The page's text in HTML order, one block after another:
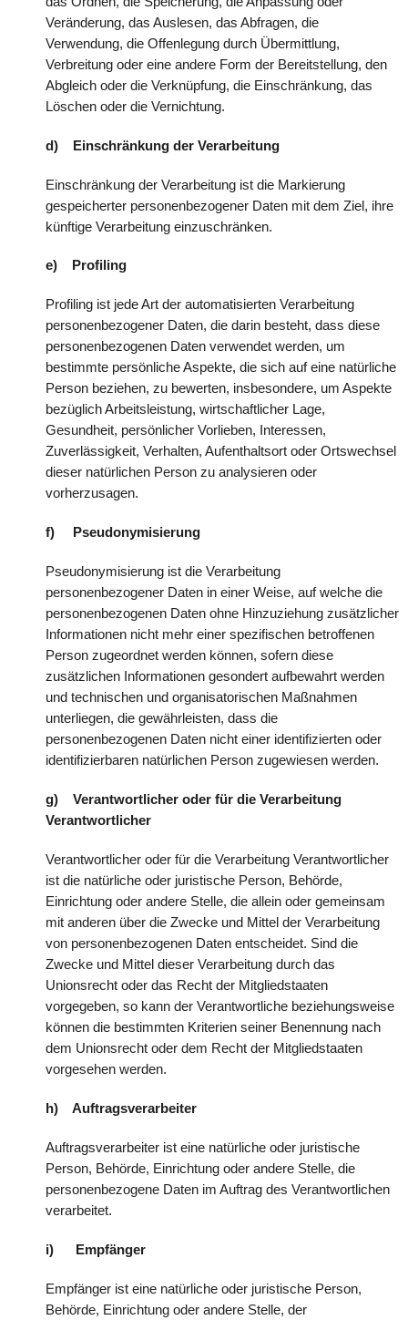
Veränderung, das Auslesen, das Abfragen, die
Verwendung, die Offenlegung durch Übermittlung,
Verbreitung oder eine andere Form der Bereitstellung, den
Abgleich oder die Verknüpfung, die Einschränkung, das
Löschen oder die Vernichtung.
d) Einschränkung der Verarbeitung
Einschränkung der Verarbeitung ist die Markierung
gespeicherter personenbezogener Daten mit dem Ziel, ihre
künftige Verarbeitung einzuschränken.
e) Profiling
Profiling ist jede Art der automatisierten Verarbeitung
personenbezogener Daten, die darin besteht, dass diese
personenbezogenen Daten verwendet werden, um
bestimmte persönliche Aspekte, die sich auf eine natürliche
Person beziehen, zu bewerten, insbesondere, um Aspekte
bezüglich Arbeitsleistung, wirtschaftlicher Lage,
Gesundheit, persönlicher Vorlieben, Interessen,
Zuverlässigkeit, Verhalten, Aufenthaltsort oder Ortswechsel
dieser natürlichen Person zu analysieren oder
vorherzusagen.
f) Pseudonymisierung
Pseudonymisierung ist die Verarbeitung
personenbezogener Daten in einer Weise, auf welche die
personenbezogenen Daten ohne Hinzuziehung zusätzlicher
Informationen nicht mehr einer spezifischen betroffenen
Person zugeordnet werden können, sofern diese
zusätzlichen Informationen gesondert aufbewahrt werden
und technischen und organisatorischen Maßnahmen
unterliegen, die gewährleisten, dass die
personenbezogenen Daten nicht einer identifizierten oder
identifizierbaren natürlichen Person zugewiesen werden.
g) Verantwortlicher oder für die Verarbeitung
Verantwortlicher
Verantwortlicher oder für die Verarbeitung Verantwortlicher
ist die natürliche oder juristische Person, Behörde,
Einrichtung oder andere Stelle, die allein oder gemeinsam
mit anderen über die Zwecke und Mittel der Verarbeitung
von personenbezogenen Daten entscheidet. Sind die
Zwecke und Mittel dieser Verarbeitung durch das
Unionsrecht oder das Recht der Mitgliedstaaten
vorgegeben, so kann der Verantwortliche beziehungsweise
können die bestimmten Kriterien seiner Benennung nach
dem Unionsrecht oder dem Recht der Mitgliedstaaten
vorgesehen werden.
h) Auftragsverarbeiter
Auftragsverarbeiter ist eine natürliche oder juristische
Person, Behörde, Einrichtung oder andere Stelle, die
personenbezogene Daten im Auftrag des Verantwortlichen
verarbeitet.
i) Empfänger
Empfänger ist eine natürliche oder juristische Person,
Behörde, Einrichtung oder andere Stelle, der